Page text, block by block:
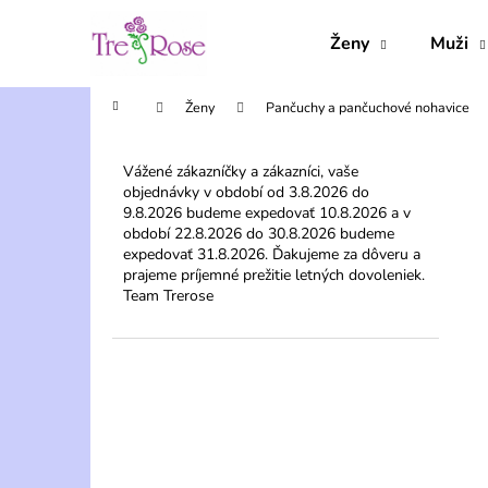
Ženy Muži
Domov Ženy Pančuchy a pančuchové nohavice
Vážené zákazníčky a zákazníci, vaše
objednávky v období od 3.8.2026 do
9.8.2026 budeme expedovať 10.8.2026 a v
období 22.8.2026 do 30.8.2026 budeme
expedovať 31.8.2026. Ďakujeme za dôveru a
prajeme príjemné prežitie letných dovoleniek.
Team Trerose
Späť
do
Späť
do